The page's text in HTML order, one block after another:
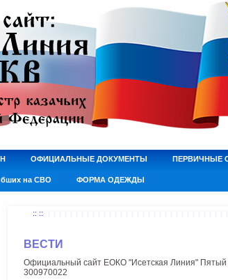
ОФИЦИАЛЬНЫЕ ДОКУМЕНТЫ ПЕРВИЧНЫЕ
на СВО ФОРМА ОДЕЖДЫ
:: ::
ВЕСТИ
Официальный сайт ЕОКО "Исетская Линия" Пятый
300970022